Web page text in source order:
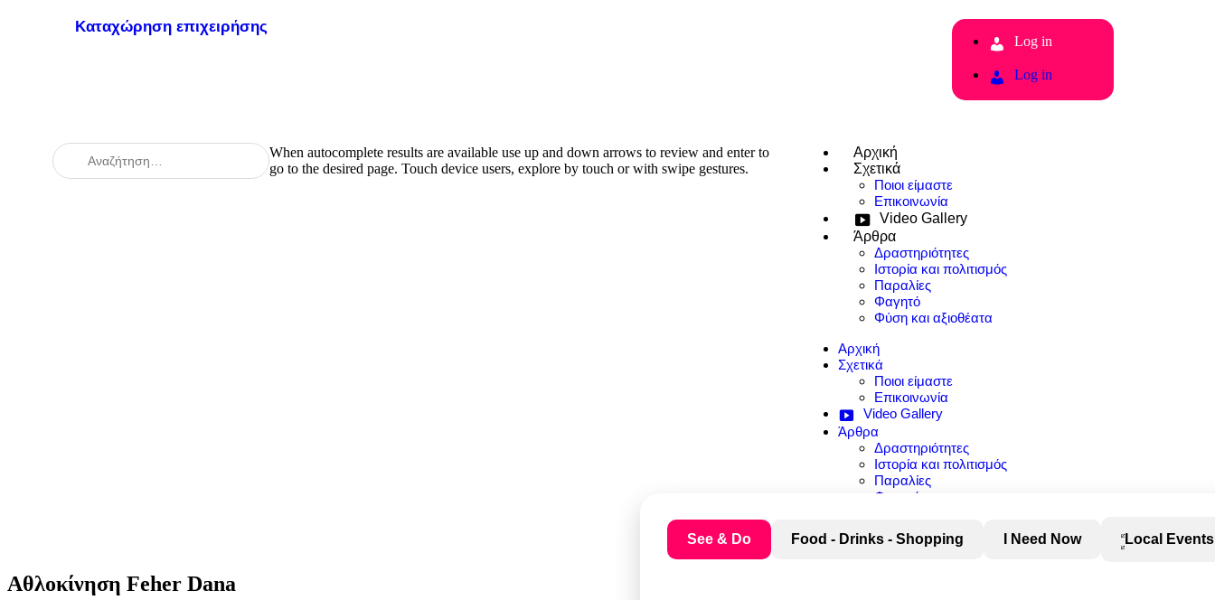
Καταχώρηση επιχειρήσης
Log in
Log in
When autocomplete results are available use up and down arrows to review and enter to
go to the desired page. Touch device users, explore by touch or with swipe gestures.
Αρχική
Σχετικά
Ποιοι είμαστε
Επικοινωνία
Video Gallery
Άρθρα
Δραστηριότητες
Ιστορία και πολιτισμός
Παραλίες
Φαγητό
Φύση και αξιοθέατα
Αρχική
Σχετικά
Ποιοι είμαστε
Επικοινωνία
Video Gallery
Άρθρα
Δραστηριότητες
Ιστορία και πολιτισμός
Παραλίες
Φαγητό
See & Do
Food - Drinks - Shopping I Need Now Local Events
Αθλοκίνηση Feher Dana